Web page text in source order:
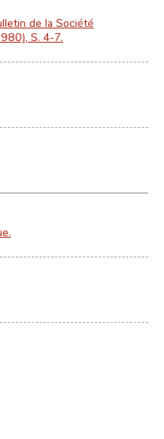
de la Société
S. 4-7.